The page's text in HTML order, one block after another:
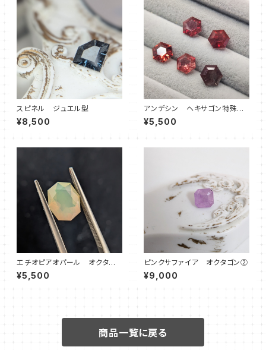
スピネル ジュエル型
¥8,500
アンデシン ヘキサゴン特殊カ
ット
¥5,500
エチオピアオパール オクタゴ
ン①
¥5,500
ピンクサファイア オクタゴン②
¥9,000
商品一覧に戻る